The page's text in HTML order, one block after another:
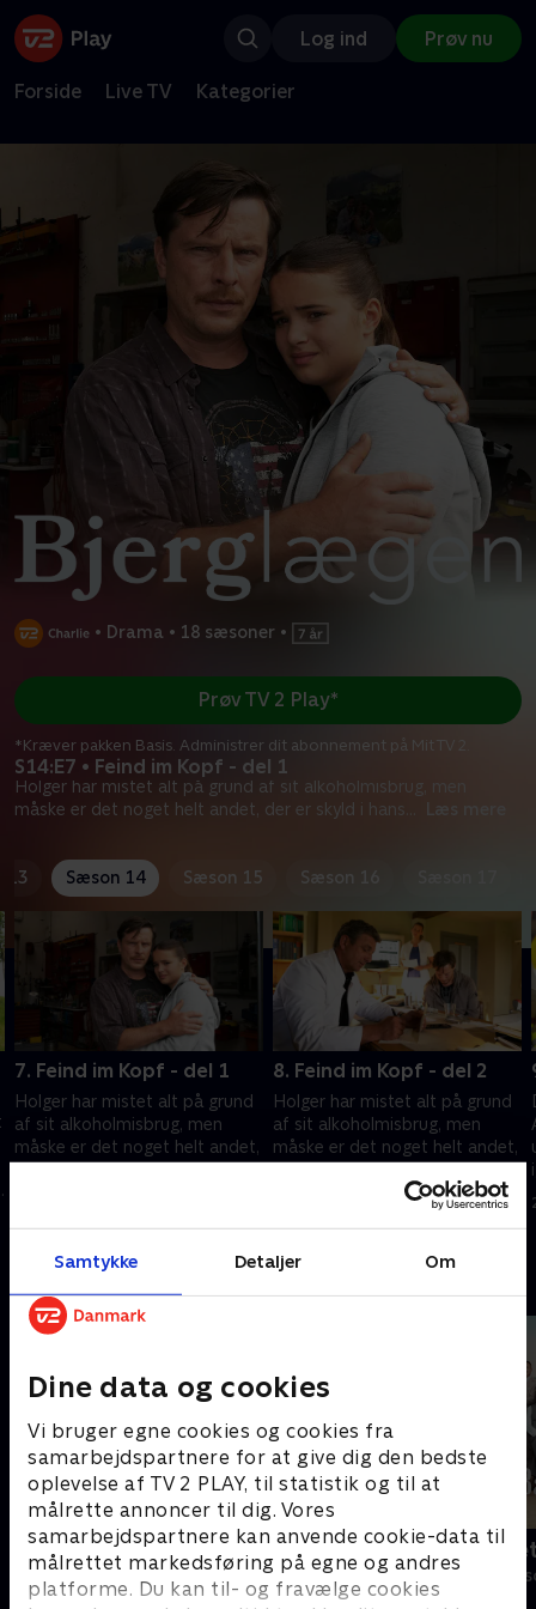
Samtykke Detaljer Om
Dine data og cookies
Vi bruger egne cookies og cookies fra
samarbejdspartnere for at give dig den bedste
oplevelse af TV 2 PLAY, til statistik og til at
målrette annoncer til dig. Vores
samarbejdspartnere kan anvende cookie-data til
målrettet markedsføring på egne og andres
platforme. Du kan til- og fravælge cookies
Log ind Prøv nu
Forside Live TV Kategorier
• Drama • 18 sæsoner •
S14:E7 • Feind im Kopf - del 1
Holger har mistet alt på grund af sit alkoholmisbrug, men
måske er det noget helt andet, der er skyld i hans
Læs mere
Prøv TV 2 Play*
*Kræver pakken Basis. Administrer dit abonnement på Mit TV 2.
13 Sæson 14 Sæson 15 Sæson 16
7. Feind im Kopf - del 1
Holger har mistet alt på grund
af sit alkoholmisbrug, men
måske er det noget helt andet,
8. Feind im Kopf - del 2
Holger har mistet alt på grund
af sit alkoholmisbrug, men
måske er det noget helt andet,
Kan Martin trænge igennem til
21. april 2022 • 43 min
Bjergets helte
Drama • 15 sæsoner Drama • 10